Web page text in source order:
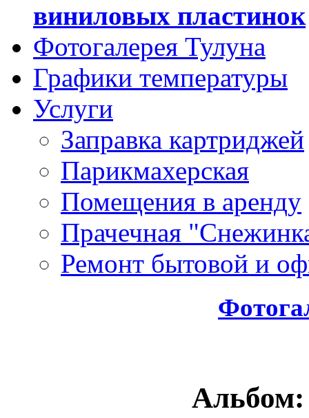
виниловых пластинок
Фотогалерея Тулуна
Графики температуры
Услуги
Заправка картриджей
Парикмахерская
Помещения в аренду
Прачечная
Ремонт бытовой и